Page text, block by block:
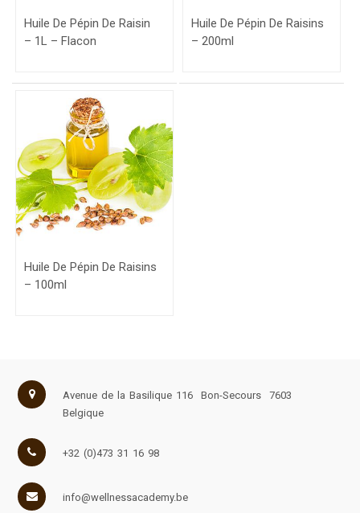
Huile De Pépin De Raisin
– 1L – Flacon
Huile De Pépin De Raisins
– 200ml
Huile De Pépin De Raisins
– 100ml
Avenue de la Basilique 116 Bon-Secours
7603
Belgique
+32 (0)473 31 16 98
info@wellnessacademy.be